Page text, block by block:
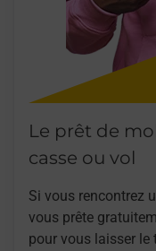
Le prêt de
casse ou vol
Si vous rencontrez
vous prête
pour vous laisser le